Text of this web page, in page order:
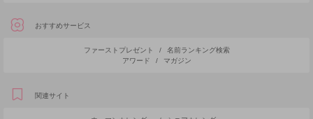
おすすめサービス
ファーストプレゼント /
名前ランキング検索
アワード
/ マガジン
関連サイト